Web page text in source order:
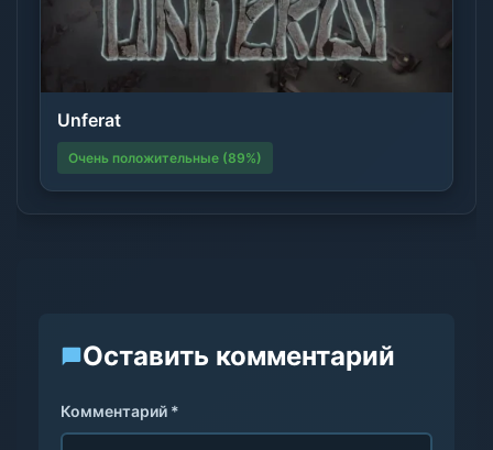
Unferat
Очень положительные (89%)
Оставить комментарий
Комментарий *